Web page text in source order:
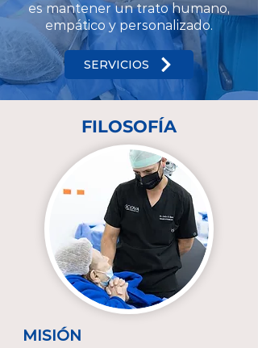
es mantener un trato humano,
empático y personalizado.
SERVICIOS
FILOSOFÍA
MISIÓN